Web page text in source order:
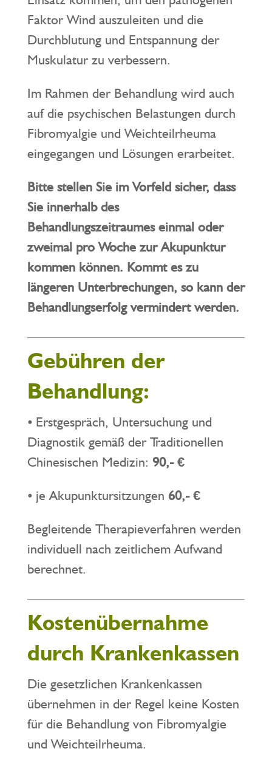
Faktor Wind auszuleiten und die
Durchblutung und Entspannung der
Muskulatur zu verbessern.
Im Rahmen der Behandlung wird auch
auf die psychischen Belastungen durch
Fibromyalgie und Weichteilrheuma
eingegangen und Lösungen erarbeitet.
Bitte stellen Sie im Vorfeld sicher, dass
Sie innerhalb des
Behandlungszeitraumes einmal oder
zweimal pro Woche zur Akupunktur
kommen können. Kommt es zu
längeren Unterbrechungen, so kann der
Behandlungserfolg vermindert werden.
Gebühren der
Behandlung:
⦁ Erstgespräch, Untersuchung und
Diagnostik gemäß der Traditionellen
Chinesischen Medizin: 90,- €
⦁ je Akupunktursitzungen 60,- €
Begleitende Therapieverfahren werden
individuell nach zeitlichem Aufwand
berechnet.
Kostenübernahme
durch Krankenkassen
Die gesetzlichen Krankenkassen
übernehmen in der Regel keine Kosten
für die Behandlung von Fibromyalgie
und Weichteilrheuma.